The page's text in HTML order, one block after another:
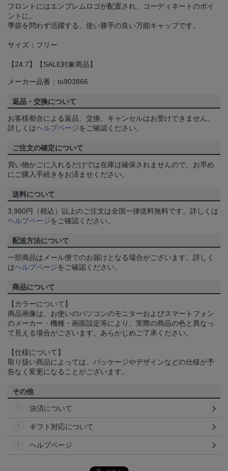
フロントにはエンブレムロゴが配置され、コーディネートのポイ
ントに。
季節を問わず活躍する、使い勝手の良い万能キャップです。
サイズ：フリー
【24.7】【SALE対象商品】
メーカー品番：to903866
返品・交換について
お客様都合による返品、交換、キャンセルはお受けできません。
詳しくはヘルプページをご確認ください。
ご注文の確定について
買い物かごに入れるだけでは在庫は確保されませんので、お早め
にご購入手続きをお済ませください。
送料について
3,980円（税込）以上のご注文は全国一律送料無料です。詳しくは
ヘルプページをご確認ください。
配送方法について
一部商品はメール便でのお届けとなる場合がございます。詳しく
はヘルプページをご確認ください。
商品について
【カラーについて】
商品画像は、お使いのパソコンのモニターおよびスマートフォン
のメーカー・機種・画面設定等により、実際の商品の色と異なっ
て見える場合がございます。あらかじめご了承ください。
【仕様について】
取り扱い商品によっては、パッケージやデザインなどの仕様が予
告なく変更になることがございます。
その他
決済について
ギフト対応について
ヘルプページ